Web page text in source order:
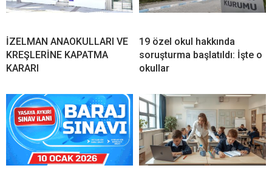
İZELMAN ANAOKULLARI VE
KREŞLERİNE KAPATMA
KARARI
19 özel okul hakkında
soruşturma başlatıldı: İşte o
okullar